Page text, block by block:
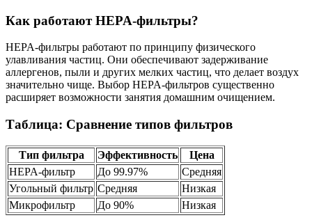
Как работают HEPA-фильтры?
HEPA-фильтры работают по принципу физического
улавливания частиц. Они обеспечивают задерживание
аллергенов, пыли и других мелких частиц, что делает воздух
значительно чище. Выбор HEPA-фильтров существенно
расширяет возможности занятия домашним очищением.
Таблица: Сравнение типов фильтров
Тип фильтра Эффективность
Цена
HEPA-фильтр
До 99.97%
Средняя
Угольный фильтр Средняя
Низкая
Микрофильтр
До 90% Низкая